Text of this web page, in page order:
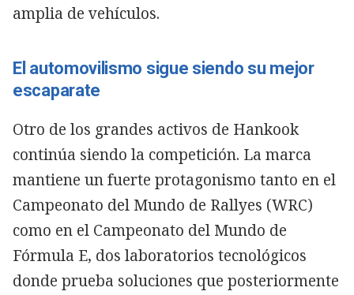
amplia de vehículos.
El automovilismo sigue siendo su mejor
escaparate
Otro de los grandes activos de Hankook
continúa siendo la competición. La marca
mantiene un fuerte protagonismo tanto en el
Campeonato del Mundo de Rallyes (WRC)
como en el Campeonato del Mundo de
Fórmula E, dos laboratorios tecnológicos
donde prueba soluciones que posteriormente